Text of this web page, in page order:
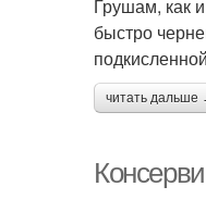
Грушам, как
быстро
читать дальше